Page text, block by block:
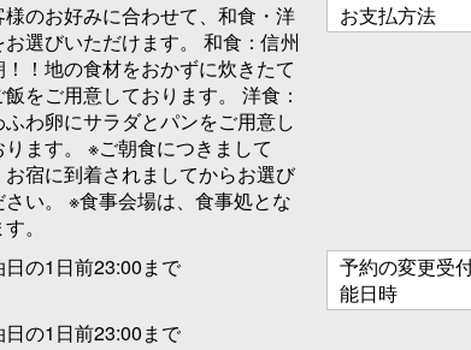
様のお好みに合わせて、和食・洋
お選びいただけます。 和食：信州
！！地の食材をおかずに炊きたて
をご用意しております。 洋食：
ふわ卵にサラダとパンをご用意し
ります。 ※ご朝食につきまして
お宿に到着されましてからお選び
さい。 ※食事会場は、食事処とな
。
お支払方法
日の1日前23:00まで
予約の変更受
能日時
日の1日前23:00まで